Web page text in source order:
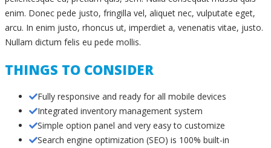
enim. Donec pede justo, fringilla vel, aliquet nec, vulputate eget,
arcu. In enim justo, rhoncus ut, imperdiet a, venenatis vitae, justo.
Nullam dictum felis eu pede mollis.
THINGS TO CONSIDER
Fully responsive and ready for all mobile devices
Integrated inventory management system
Simple option panel and very easy to customize
Search engine optimization (SEO) is 100% built-in